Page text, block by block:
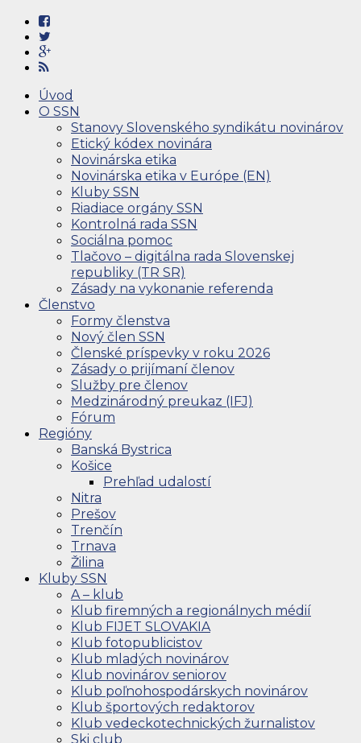
Úvod
O SSN
Stanovy Slovenského syndikátu novinárov
Etický kódex novinára
Novinárska etika
Novinárska etika v Európe (EN)
Kluby SSN
Riadiace orgány SSN
Kontrolná rada SSN
Sociálna pomoc
Tlačovo – digitálna rada Slovenskej
republiky (TR SR)
Zásady na vykonanie referenda
Členstvo
Formy členstva
Nový člen SSN
Členské príspevky v roku 2026
Zásady o prijímaní členov
Služby pre členov
Medzinárodný preukaz (IFJ)
Fórum
Regióny
Banská Bystrica
Košice
Prehľad udalostí
Nitra
Prešov
Trenčín
Trnava
Žilina
Kluby SSN
A – klub
Klub firemných a regionálnych médií
Klub FIJET SLOVAKIA
Klub fotopublicistov
Klub mladých novinárov
Klub novinárov seniorov
Klub poľnohospodárskych novinárov
Klub športových redaktorov
Klub vedeckotechnických žurnalistov
Ski club